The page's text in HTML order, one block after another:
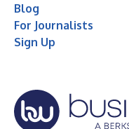
Blog
For Journalists
Sign Up